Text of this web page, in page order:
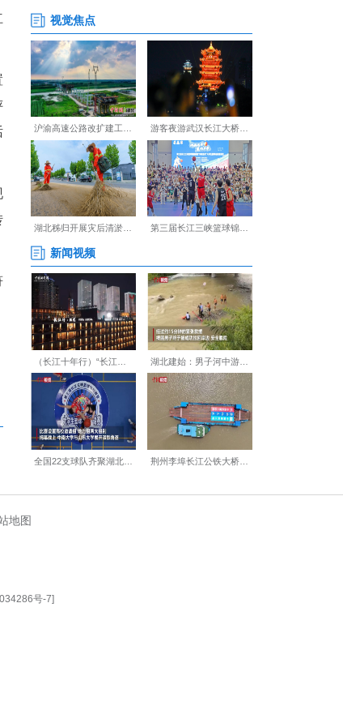
初还有些拘束，但看陈
出来。陈德胜没有说“回
服务。每一项诉求，都记
为特殊群体上门服务、
能自选，但有一条硬杠杠
。各支部要在显眼位置
后，由服务对象当面打评
月随机抽查，专门打电话
是终点，要对每周发现
件事”向“解决一类事”转
件件有回音。
的销号每周都在继续。
点。(完)